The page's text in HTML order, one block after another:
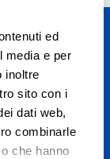
ed
media e per
inoltre
sito con i
dati web,
combinarle
che hanno
alla
e St. Moritz. E,